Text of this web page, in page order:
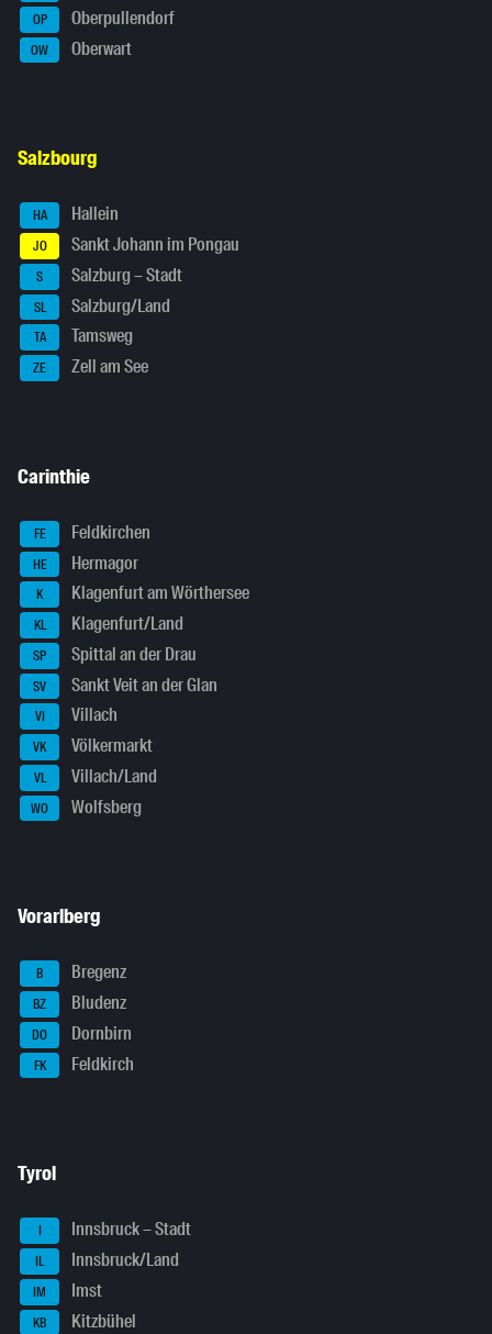
OP Oberpullendorf
OW Oberwart
Salzbourg
HA Hallein
JO Sankt Johann im Pongau
S Salzburg – Stadt
SL Salzburg/Land
TA Tamsweg
ZE Zell am See
Carinthie
FE Feldkirchen
HE Hermagor
K Klagenfurt am Wörthersee
KL Klagenfurt/Land
SP Spittal an der Drau
SV Sankt Veit an der Glan
VI Villach
VK Völkermarkt
VL Villach/Land
WO Wolfsberg
Vorarlberg
B Bregenz
BZ Bludenz
DO Dornbirn
FK Feldkirch
Tyrol
I Innsbruck – Stadt
IL Innsbruck/Land
IM Imst
KB Kitzbühel